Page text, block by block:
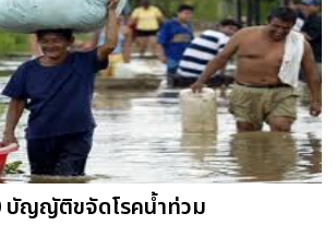
บัญญัติขจัดโรคน้ำท่วม